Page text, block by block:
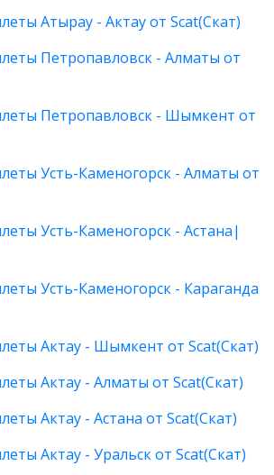
Атырау - Актау от Scat(Скат)
Петропавловск - Алматы от
Петропавловск - Шымкент от
Усть-Каменогорск - Алматы от
Усть-Каменогорск - Астана|
Усть-Каменогорск - Караганда
Актау - Шымкент от Scat(Скат)
Актау - Алматы от Scat(Скат)
Актау - Астана от Scat(Скат)
Актау - Уральск от Scat(Скат)